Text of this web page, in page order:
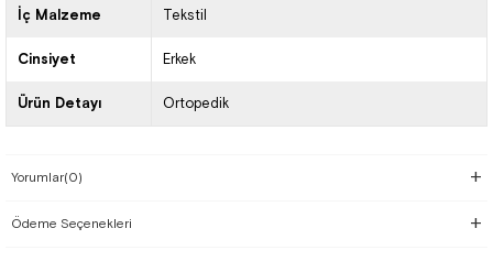
İç Malzeme Tekstil
Cinsiyet Erkek
Ürün Detayı Ortopedik
Yorumlar(0)
Ödeme Seçenekleri